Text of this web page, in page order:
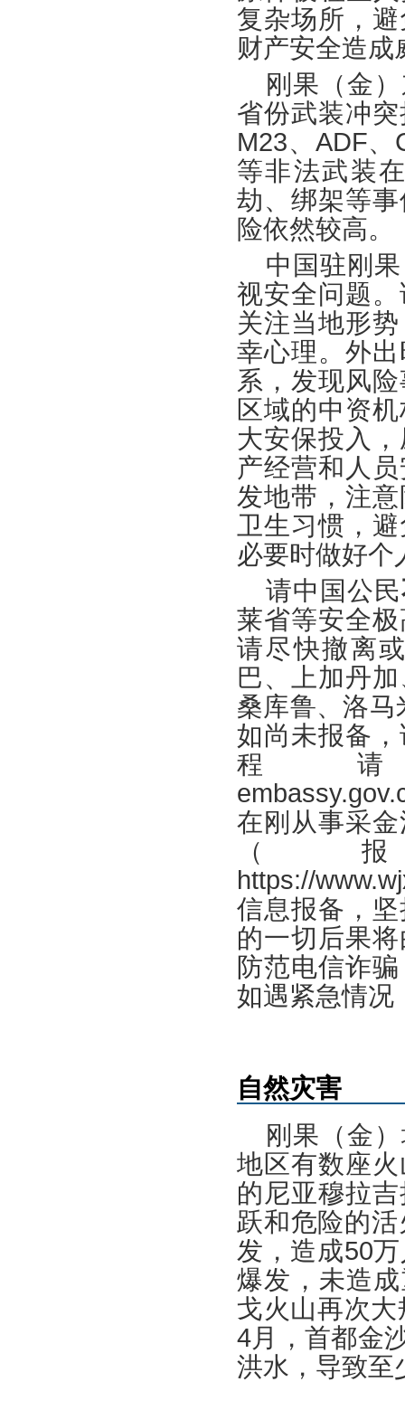
复杂场所，
财产安全造成
刚果（金
省份武装冲
M23、ADF
等非法武装
劫、绑架等
险依然较高。
中国驻刚
视安全问题
关注当地形
幸心理。外
系，发现风
区域的中资
大安保投入
产经营和人
发地带，注
卫生习惯，
必要时做好个
请中国公民
莱省等安全
请尽快撤离
巴、上加丹
桑库鲁、洛
如尚未报备
程请
在刚从事采
（
https://
信息报备，
的一切后果
防范电信诈
如遇紧急情况
自然灾害
刚果（金
地区有数座
的尼亚穆拉
跃和危险的
发，造成50
爆发，未造
戈火山再次
4月，首都金
洪水，导致至